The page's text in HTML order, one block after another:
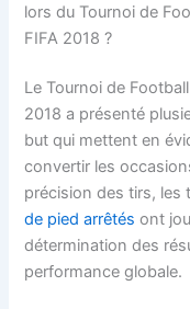
lors du Tournoi de
FIFA 2018 ?
Le Tournoi de
2018 a présenté
but qui mettent en
convertir les
précision des tirs, les
de pied arrêtés ont
détermination des
performance globale.